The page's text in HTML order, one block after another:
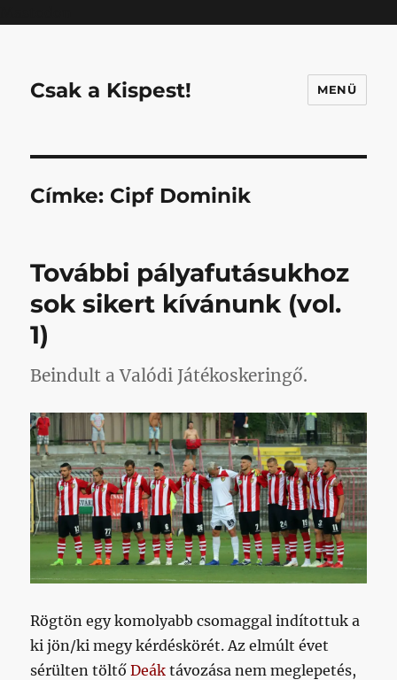
Csak a Kispest! MENÜ
Címke: Cipf Dominik
További pályafutásukhoz
sok sikert kívánunk (vol.
1)
Beindult a Valódi Játékoskeringő.
Rögtön egy komolyabb csomaggal indítottuk a
ki jön/ki megy kérdéskörét. Az elmúlt évet
sérülten töltőDeák távozása nem meglepetés,